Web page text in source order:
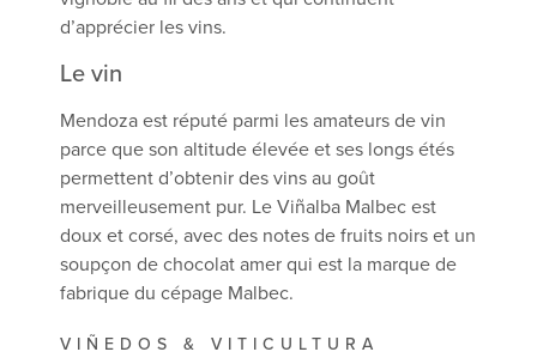
d’apprécier les vins.
Le vin
Mendoza est réputé parmi les amateurs de vin
parce que son altitude élevée et ses longs étés
permettent d’obtenir des vins au goût
merveilleusement pur. Le Viñalba Malbec est
doux et corsé, avec des notes de fruits noirs et un
soupçon de chocolat amer qui est la marque de
fabrique du cépage Malbec.
VIÑEDOS & VITICULTURA